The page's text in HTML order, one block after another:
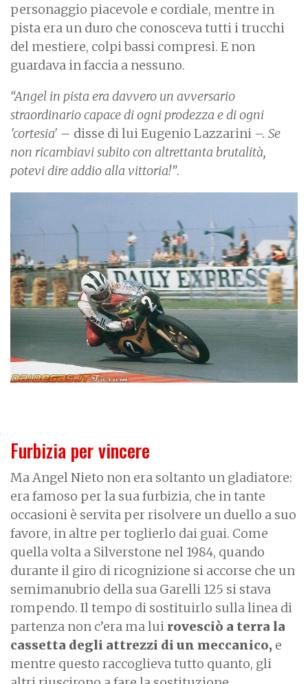
personaggio piacevole e cordiale, mentre in
pista era un duro che conosceva tutti i trucchi
del mestiere, colpi bassi compresi. E non
guardava in faccia a nessuno.
“Angel in pista era davvero un avversario
straordinario capace di ogni prodezza e di ogni
'cortesia' – disse di lui Eugenio Lazzarini –. Se
non ricambiavi subito con altrettanta brutalità,
potevi dire addio alla vittoria!”.
Furbizia per vincere
Ma Angel Nieto non era soltanto un gladiatore:
era famoso per la sua furbizia, che in tante
occasioni è servita per risolvere un duello a suo
favore, in altre per toglierlo dai guai. Come
quella volta a Silverstone nel 1984, quando
durante il giro di ricognizione si accorse che un
semimanubrio della sua Garelli 125 si stava
rompendo. Il tempo di sostituirlo sulla linea di
partenza non c’era ma lui rovesciò a terra la
cassetta degli attrezzi di un meccanico, e
mentre questo raccoglieva tutto quanto, gli